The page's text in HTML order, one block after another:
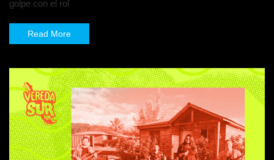
golpe con el rol
Read More